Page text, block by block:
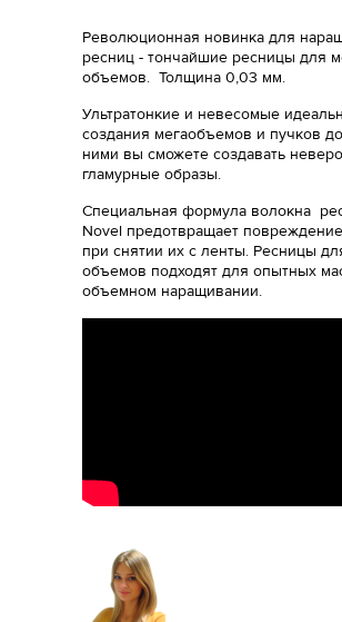
Революционная новинка для
ресниц - тончайшие ресницы для
объемов. Толщина 0,03 мм.
Ультратонкие и невесомые
создания мегаобъемов и пучков
ними вы сможете создавать
гламурные образы.
Специальная формула волокна
Novel предотвращает
при снятии их с ленты. Ресницы
объемов подходят для опытных
объемном наращивании.